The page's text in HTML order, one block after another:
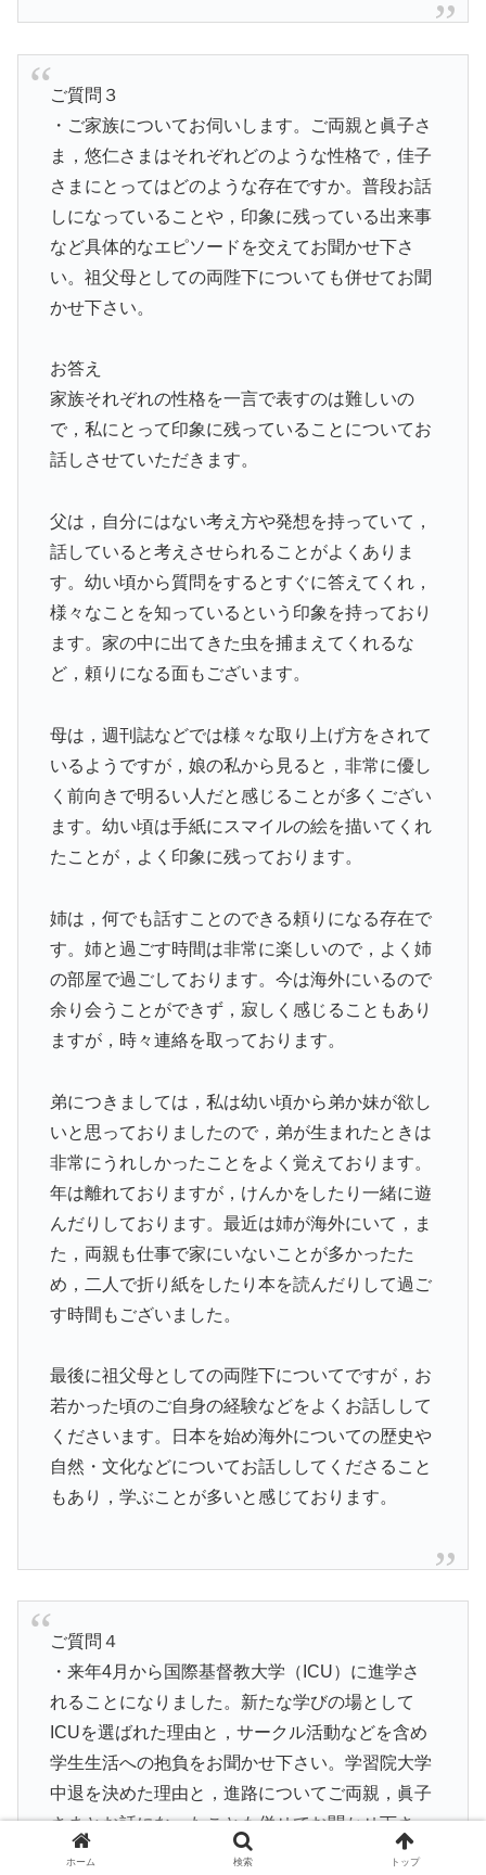
ご質問３
・ご家族についてお伺いします。ご両親と眞子さ
ま，悠仁さまはそれぞれどのような性格で，佳子
さまにとってはどのような存在ですか。普段お話
しになっていることや，印象に残っている出来事
など具体的なエピソードを交えてお聞かせ下さ
い。祖父母としての両陛下についても併せてお聞
かせ下さい。
お答え
家族それぞれの性格を一言で表すのは難しいの
で，私にとって印象に残っていることについてお
話しさせていただきます。
父は，自分にはない考え方や発想を持っていて，
話していると考えさせられることがよくありま
す。幼い頃から質問をするとすぐに答えてくれ，
様々なことを知っているという印象を持っており
ます。家の中に出てきた虫を捕まえてくれるな
ど，頼りになる面もございます。
母は，週刊誌などでは様々な取り上げ方をされて
いるようですが，娘の私から見ると，非常に優し
く前向きで明るい人だと感じることが多くござい
ます。幼い頃は手紙にスマイルの絵を描いてくれ
たことが，よく印象に残っております。
姉は，何でも話すことのできる頼りになる存在で
す。姉と過ごす時間は非常に楽しいので，よく姉
の部屋で過ごしております。今は海外にいるので
余り会うことができず，寂しく感じることもあり
ますが，時々連絡を取っております。
弟につきましては，私は幼い頃から弟か妹が欲し
いと思っておりましたので，弟が生まれたときは
非常にうれしかったことをよく覚えております。
年は離れておりますが，けんかをしたり一緒に遊
んだりしております。最近は姉が海外にいて，ま
た，両親も仕事で家にいないことが多かったた
め，二人で折り紙をしたり本を読んだりして過ご
す時間もございました。
最後に祖父母としての両陛下についてですが，お
若かった頃のご自身の経験などをよくお話しして
くださいます。日本を始め海外についての歴史や
自然・文化などについてお話ししてくださること
もあり，学ぶことが多いと感じております。
ご質問４
・来年4月から国際基督教大学（ICU）に進学さ
れることになりました。新たな学びの場として
ICUを選ばれた理由と，サークル活動などを含め
学生生活への抱負をお聞かせ下さい。学習院大学
中退を決めた理由と，進路についてご両親，眞子
さまとお話になったことも併せてお聞かせ下さ
い。
ホーム 検索 トップ